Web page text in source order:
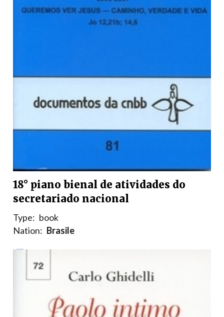
18° piano bienal de atividades do
secretariado nacional
Type: book
Nation: Brasile